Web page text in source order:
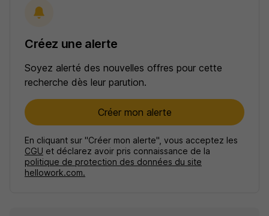
Créez une alerte
Soyez alerté des nouvelles offres pour cette
recherche dès leur parution.
Créer mon alerte
En cliquant sur "Créer mon alerte", vous acceptez les
CGU et déclarez avoir pris connaissance de la
politique de protection des données du site
hellowork.com.